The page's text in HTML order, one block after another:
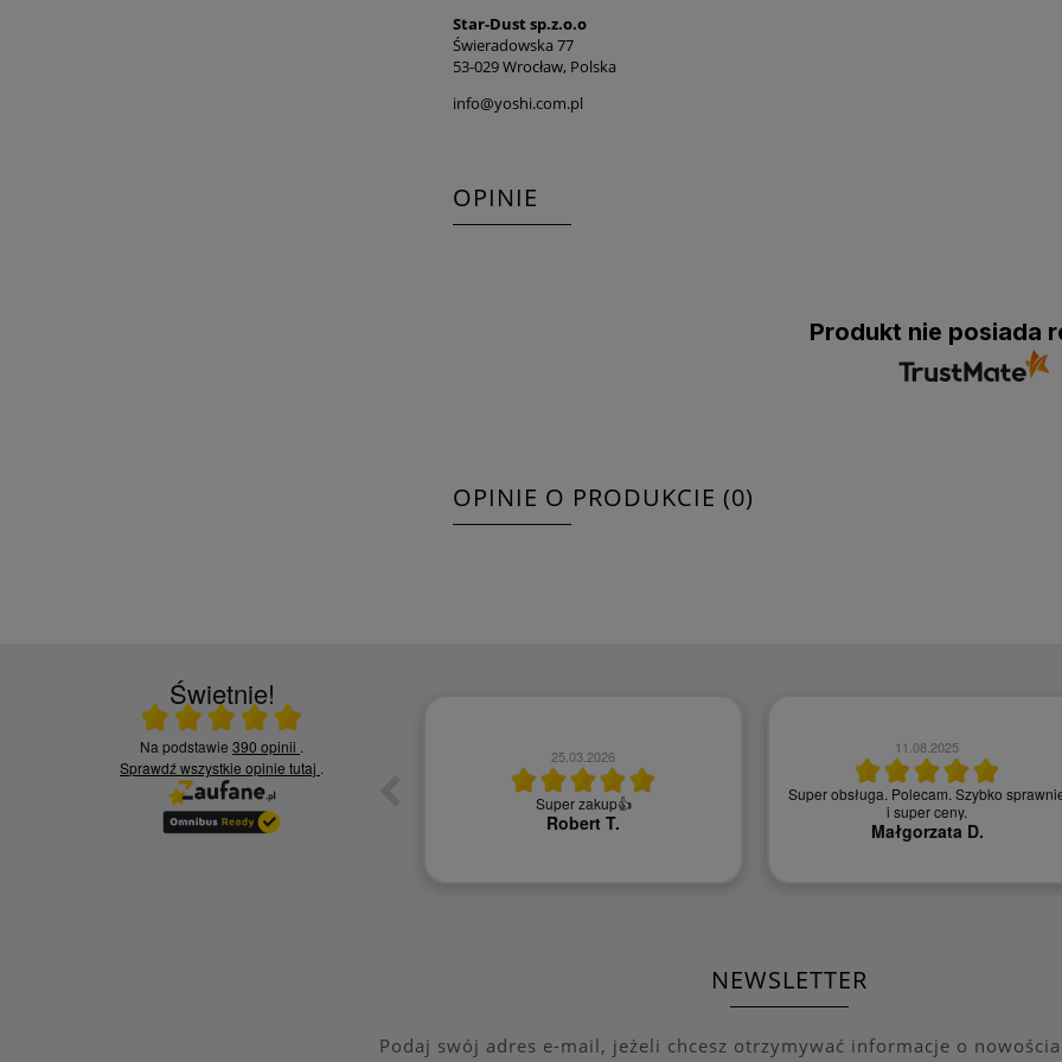
Star-Dust sp.z.o.o
Świeradowska 77
53-029 Wrocław, Polska
info@yoshi.com.pl
OPINIE
Produkt nie posiada
OPINIE O PRODUKCIE (0)
Świetnie!
Ocena średnia 5 na 5
Na podstawie 390 opinii .
Sprawdź wszystkie opinie tutaj .
10.06.2026
Czy jesteś zadowolony z jakości naszych
usług? - Zadowolona tak polecę
Kamila S.
25.03.2026
Super zakup👍
Robert T.
11.08.2025
Super obsługa. Polecam. Szybko
i super ceny.
Małgorzata D.
NEWSLETTER
Podaj swój adres e-mail, jeżeli chcesz otrzymywać informacje o